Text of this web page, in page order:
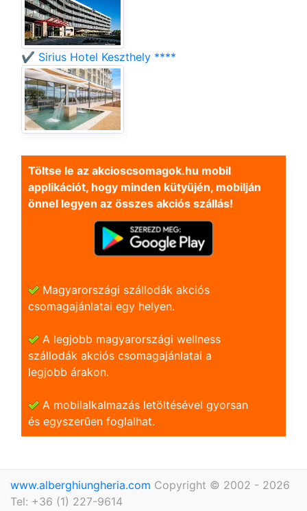
✔️ Sirius Hotel Keszthely ****
Töltse le az akcioscsomagok.hu mobil
applikációt, hogy minden kütyüjén, mobilján
önnel legyen az összes akciós szállás!
Magyarországi szállodák akciós
csomagajánlatai egy helyen.
A legjobb magyarországi wellness
szállodák akciós csomagajánlatai a
legjobb árakon.
A mobilalkalmazás letöltésével gyorsan
és egyszerũen foglalhat.
www.alberghiungheria.com Copyright © 2002 - 2026
Tel: +36 (1) 227-9614